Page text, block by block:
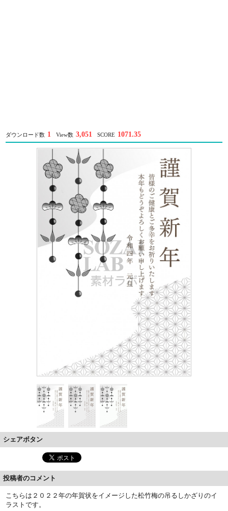
ダウンロード数 1 View数 3,051 SCORE 1071.35
シェアボタン
投稿者のコメント
こちらは２０２２年の年賀状をイメージした松竹梅の吊るしかざりのイ
ラストです。